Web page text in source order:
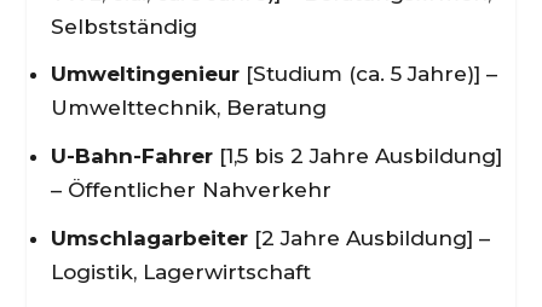
Selbstständig
Umweltingenieur[Studium (ca. 5 Jahre)] –
Umwelttechnik, Beratung
U-Bahn-Fahrer[1,5 bis 2 Jahre Ausbildung]
– Öffentlicher Nahverkehr
Umschlagarbeiter[2 Jahre Ausbildung] –
Logistik, Lagerwirtschaft